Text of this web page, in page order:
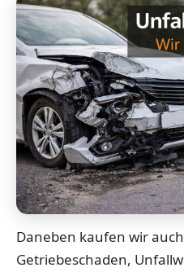
Daneben kaufen wir
Getriebeschaden,